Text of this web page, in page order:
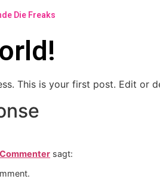
Die Freaks
This is your first post. Edit or
sagt: